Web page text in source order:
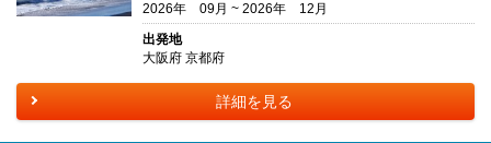
2026年 09月 ~ 2026年 12月
出発地
大阪府 京都府
詳細を見る